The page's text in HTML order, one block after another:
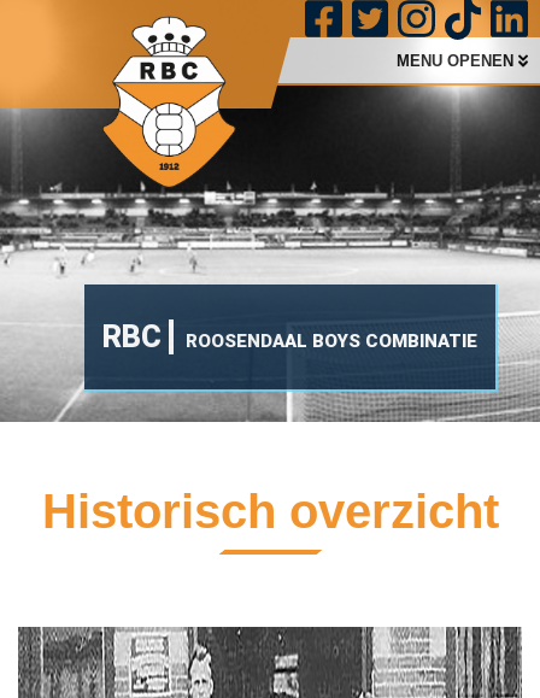
RBC ROOSENDAAL BOYS COMBINATIE
MENU OPENEN
Historisch overzicht